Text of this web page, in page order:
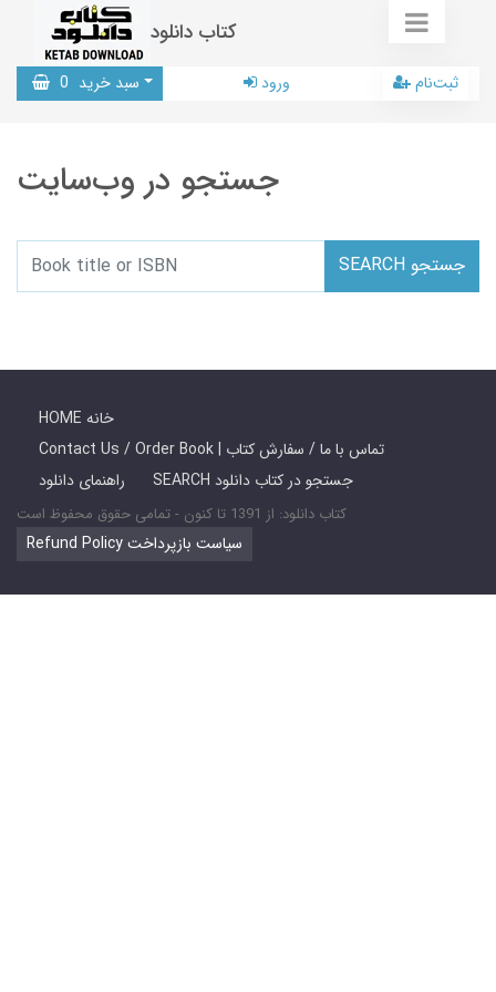
کتاب دانلود
سبد خرید 0 ورود ثبت‌نام
جستجو در وب‌سایت
SEARCH جستجو
HOME خانه
Contact Us / Order Book | تماس با ما / سفارش کتاب
راهنمای دانلود
SEARCH جستجو در کتاب دانلود
کتاب دانلود: از 1391 تا کنون - تمامی حقوق محفوظ است
Refund Policy سیاست بازپرداخت